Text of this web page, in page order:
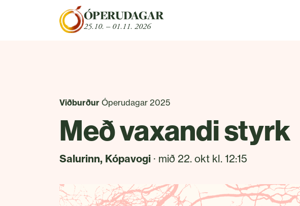
ÓPERUDAGAR
25.10. – 01.11. 2026
Viðburður Óperudagar 2025
Með vaxandi styrk
Salurinn, Kópavogi · mið 22. okt kl. 12:15